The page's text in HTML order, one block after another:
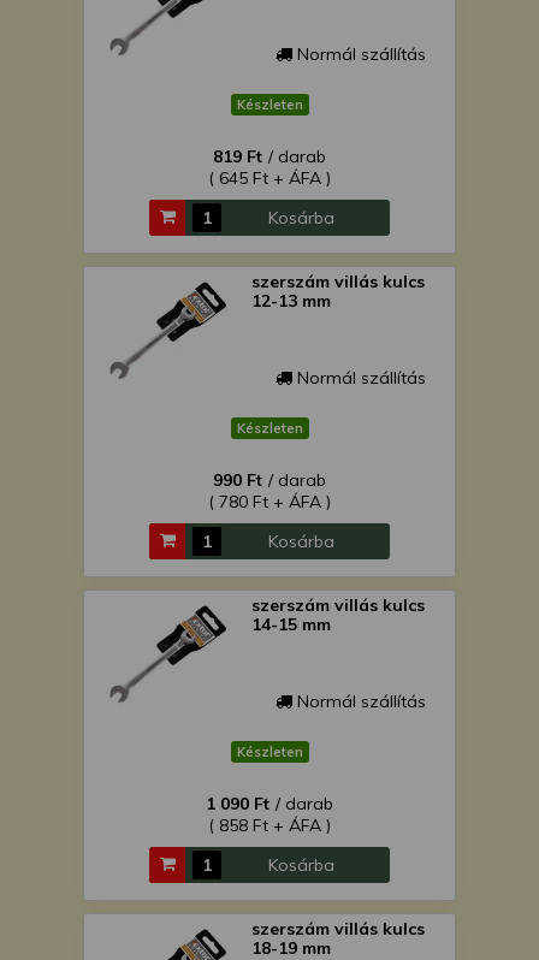
Normál szállítás
Készleten
819 Ft / darab
( 645 Ft + ÁFA )
Kosárba
szerszám villás kulcs
12-13 mm
Normál szállítás
Készleten
990 Ft / darab
( 780 Ft + ÁFA )
Kosárba
szerszám villás kulcs
14-15 mm
Normál szállítás
Készleten
1 090 Ft / darab
( 858 Ft + ÁFA )
Kosárba
szerszám villás kulcs
18-19 mm